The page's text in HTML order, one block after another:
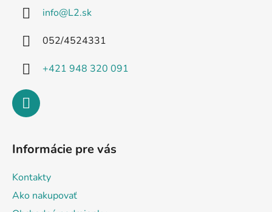
info@L2.sk
052/4524331
+421 948 320 091
Informácie pre vás
Kontakty
Ako nakupovať